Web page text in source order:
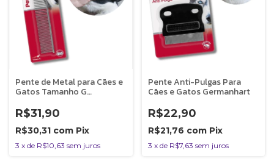
Pente de Metal para Cães e
Gatos Tamanho G
R$31,90
R$30,31 com Pix
3 x de R$10,63 sem juros
Pente Anti-Pulgas Para
Cães e Gatos Germanhart
R$22,90
R$21,76 com Pix
3 x de R$7,63 sem juros